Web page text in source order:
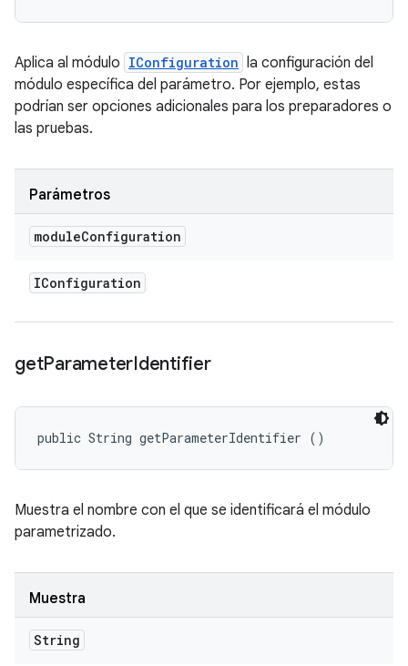
Aplica al módulo IConfiguration la configuración del
módulo específica del parámetro. Por ejemplo, estas
podrían ser opciones adicionales para los preparadores o
las pruebas.
Parámetros
moduleConfiguration
IConfiguration
getParameterIdentifier
public String getParameterIdentifier ()
Muestra el nombre con el que se identificará el módulo
parametrizado.
Muestra
String